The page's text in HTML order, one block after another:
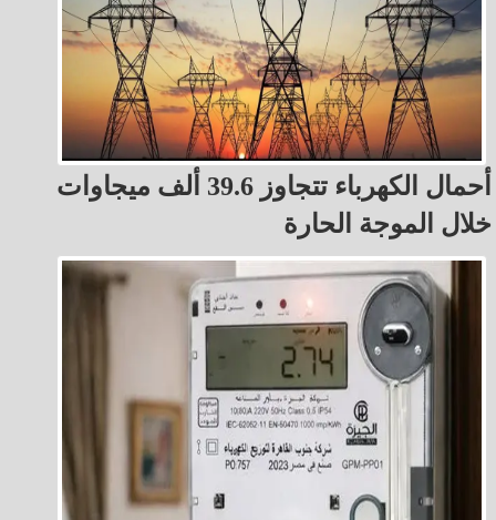
أحمال الكهرباء تتجاوز 39.6 ألف ميجاوات
خلال الموجة الحارة